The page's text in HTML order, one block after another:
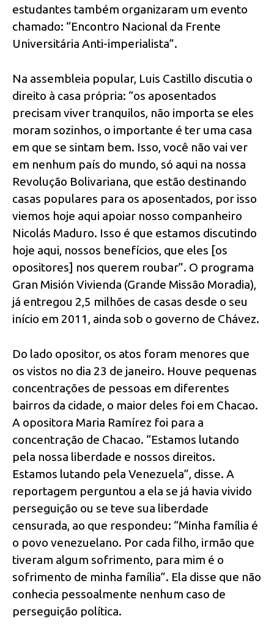
estudantes também organizaram um evento
chamado: “Encontro Nacional da Frente
Universitária Anti-imperialista”.
Na assembleia popular, Luis Castillo discutia o
direito à casa própria: “os aposentados
precisam viver tranquilos, não importa se eles
moram sozinhos, o importante é ter uma casa
em que se sintam bem. Isso, você não vai ver
em nenhum país do mundo, só aqui na nossa
Revolução Bolivariana, que estão destinando
casas populares para os aposentados, por isso
viemos hoje aqui apoiar nosso companheiro
Nicolás Maduro. Isso é que estamos discutindo
hoje aqui, nossos benefícios, que eles [os
opositores] nos querem roubar”. O programa
Gran Misión Vivienda (Grande Missão Moradia),
já entregou 2,5 milhões de casas desde o seu
início em 2011, ainda sob o governo de Chávez.
Do lado opositor, os atos foram menores que
os vistos no dia 23 de janeiro. Houve pequenas
concentrações de pessoas em diferentes
bairros da cidade, o maior deles foi em Chacao.
A opositora Maria Ramírez foi para a
concentração de Chacao. “Estamos lutando
pela nossa liberdade e nossos direitos.
Estamos lutando pela Venezuela”, disse. A
reportagem perguntou a ela se já havia vivido
perseguição ou se teve sua liberdade
censurada, ao que respondeu: “Minha família é
o povo venezuelano. Por cada filho, irmão que
tiveram algum sofrimento, para mim é o
sofrimento de minha família”. Ela disse que não
conhecia pessoalmente nenhum caso de
perseguição política.